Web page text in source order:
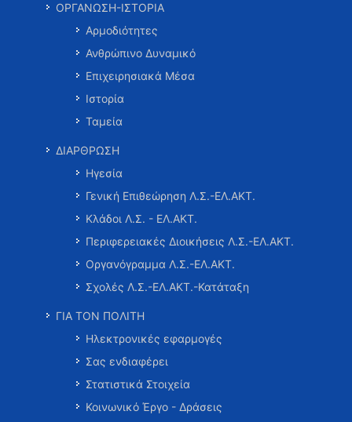
ΟΡΓΑΝΩΣΗ-ΙΣΤΟΡΙΑ
Αρμοδιότητες
Ανθρώπινο Δυναμικό
Επιχειρησιακά Μέσα
Ιστορία
Ταμεία
ΔΙΑΡΘΡΩΣΗ
Ηγεσία
Γενική Επιθεώρηση Λ.Σ.-ΕΛ.ΑΚΤ.
Κλάδοι Λ.Σ. - ΕΛ.ΑΚΤ.
Περιφερειακές Διοικήσεις Λ.Σ.-ΕΛ.ΑΚΤ.
Οργανόγραμμα Λ.Σ.-ΕΛ.ΑΚΤ.
Σχολές Λ.Σ.-ΕΛ.ΑΚΤ.-Κατάταξη
ΓΙΑ ΤΟΝ ΠΟΛΙΤΗ
Ηλεκτρονικές εφαρμογές
Σας ενδιαφέρει
Στατιστικά Στοιχεία
Κοινωνικό Έργο - Δράσεις